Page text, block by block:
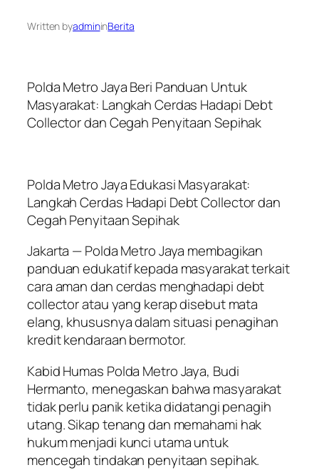
Written byadmininBerita
Polda Metro Jaya Beri Panduan Untuk
Masyarakat: Langkah Cerdas Hadapi Debt
Collector dan Cegah Penyitaan Sepihak
Polda Metro Jaya Edukasi Masyarakat:
Langkah Cerdas Hadapi Debt Collector dan
Cegah Penyitaan Sepihak
Jakarta — Polda Metro Jaya membagikan
panduan edukatif kepada masyarakat terkait
cara aman dan cerdas menghadapi debt
collector atau yang kerap disebut mata
elang, khususnya dalam situasi penagihan
kredit kendaraan bermotor.
Kabid Humas Polda Metro Jaya, Budi
Hermanto, menegaskan bahwa masyarakat
tidak perlu panik ketika didatangi penagih
utang. Sikap tenang dan memahami hak
hukum menjadi kunci utama untuk
mencegah tindakan penyitaan sepihak.